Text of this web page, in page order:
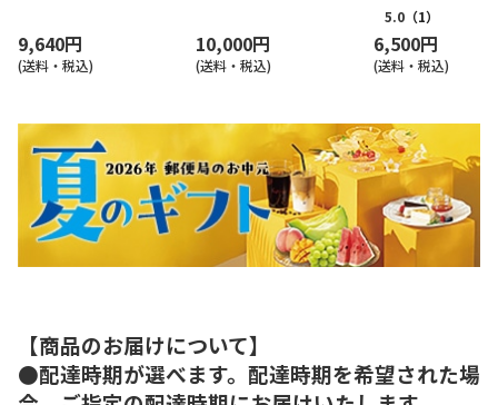
9,640円
(送料・税込)
10,000円
(送料・税込)
5.0 （1）
6,500円
(送料・税込)
【商品のお届けについて】
●配達時期が選べます。配達時期を希望された場